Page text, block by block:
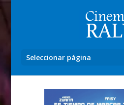
Seleccionar página